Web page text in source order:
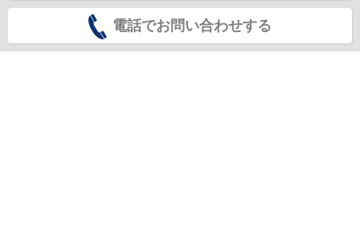
電話でお問い合わせする